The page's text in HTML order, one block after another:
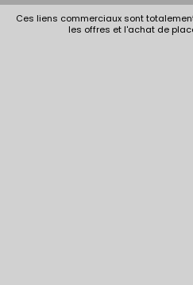
Ces liens commerciaux sont
les offres et l'achat de